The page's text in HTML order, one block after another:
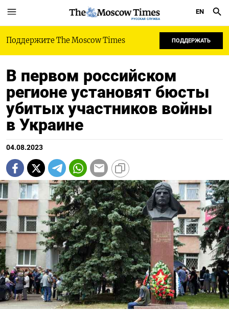
РУССКАЯ СЛУЖБА
EN
Поддержите The Moscow Times ПОДДЕРЖАТЬ
В первом российском
регионе установят бюсты
убитых участников войны
в Украине
04.08.2023